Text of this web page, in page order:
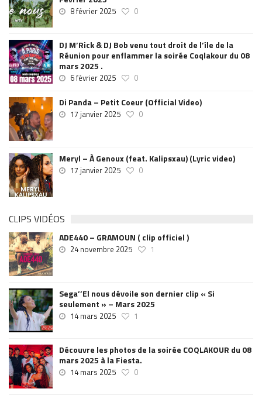
8 février 2025 0
DJ M’Rick & DJ Bob venu tout droit de l’île de la
Réunion pour enflammer la soirée Coqlakour du 08
mars 2025 .
6 février 2025 0
Di Panda – Petit Coeur (Official Video)
17 janvier 2025 0
Meryl – À Genoux (feat. Kalipsxau) (Lyric video)
17 janvier 2025 0
CLIPS VIDÉOS
ADE440 – GRAMOUN ( clip officiel )
24 novembre 2025 1
Sega’’El nous dévoile son dernier clip « Si
seulement » – Mars 2025
14 mars 2025 1
Découvre les photos de la soirée COQLAKOUR du 08
mars 2025 à la Fiesta.
14 mars 2025 0